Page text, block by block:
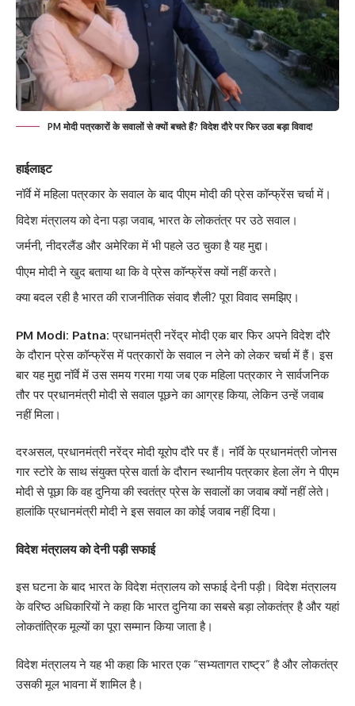
PM मोदी पत्रकारों के सवालों से क्यों बचते हैं? विदेश दौरे पर फिर उठा बड़ा विवाद!
हाईलाइट
नॉर्वे में महिला पत्रकार के सवाल के बाद पीएम मोदी की प्रेस कॉन्फ्रेंस चर्चा में।
विदेश मंत्रालय को देना पड़ा जवाब, भारत के लोकतंत्र पर उठे सवाल।
जर्मनी, नीदरलैंड और अमेरिका में भी पहले उठ चुका है यह मुद्दा।
पीएम मोदी ने खुद बताया था कि वे प्रेस कॉन्फ्रेंस क्यों नहीं करते।
क्या बदल रही है भारत की राजनीतिक संवाद शैली? पूरा विवाद समझिए।
PM Modi: Patna:प्रधानमंत्री नरेंद्र मोदी एक बार फिर अपने विदेश दौरे
के दौरान प्रेस कॉन्फ्रेंस में पत्रकारों के सवाल न लेने को लेकर चर्चा में हैं। इस
बार यह मुद्दा नॉर्वे में उस समय गरमा गया जब एक महिला पत्रकार ने सार्वजनिक
तौर पर प्रधानमंत्री मोदी से सवाल पूछने का आग्रह किया, लेकिन उन्हें जवाब
नहीं मिला।
दरअसल, प्रधानमंत्री नरेंद्र मोदी यूरोप दौरे पर हैं। नॉर्वे के प्रधानमंत्री जोनस
गार स्टोरे के साथ संयुक्त प्रेस वार्ता के दौरान स्थानीय पत्रकार हेला लेंग ने पीएम
मोदी से पूछा कि वह दुनिया की स्वतंत्र प्रेस के सवालों का जवाब क्यों नहीं लेते।
हालांकि प्रधानमंत्री मोदी ने इस सवाल का कोई जवाब नहीं दिया।
विदेश मंत्रालय को देनी पड़ी सफाई
इस घटना के बाद भारत के विदेश मंत्रालय को सफाई देनी पड़ी। विदेश मंत्रालय
के वरिष्ठ अधिकारियों ने कहा कि भारत दुनिया का सबसे बड़ा लोकतंत्र है और यहां
लोकतांत्रिक मूल्यों का पूरा सम्मान किया जाता है।
विदेश मंत्रालय ने यह भी कहा कि भारत एक “सभ्यतागत राष्ट्र” है और लोकतंत्र
उसकी मूल भावना में शामिल है।